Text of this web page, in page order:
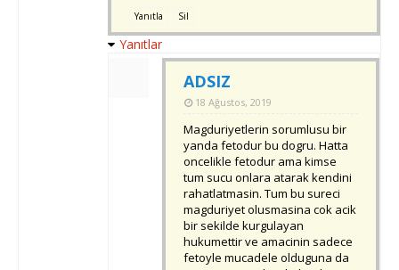
Yanıtla Sil
Yanıtlar
ADSIZ
18 Ağustos, 2019
Magduriyetlerin sorumlusu bir
yanda fetodur bu dogru. Hatta
oncelikle fetodur ama kimse
tum sucu onlara atarak kendini
rahatlatmasin. Tum bu sureci
magduriyet olusmasina cok acik
bir sekilde kurgulayan
hukumettir ve amacinin sadece
fetoyle mucadele olduguna da